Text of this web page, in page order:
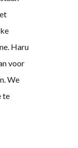
Haru
voor
We
te